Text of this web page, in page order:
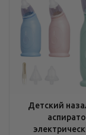
Детский